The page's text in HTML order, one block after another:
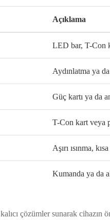
Açıklama
LED bar, T-Con
Aydınlatma ya
Güç kartı ya da
T-Con kart veya
Aşırı ısınma,
Kumanda ya da
çözümler sunarak cihazın